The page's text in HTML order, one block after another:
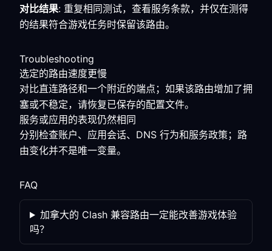
对比结果: 重复相同测试，查看服务条款，并仅在测得
的结果符合游戏任务时保留该路由。
Troubleshooting
选定的路由速度更慢
对比直连路径和一个附近的端点；如果该路由增加了拥
塞或不稳定，请恢复已保存的配置文件。
服务或应用的表现仍然相同
分别检查账户、应用会话、DNS 行为和服务政策；路
由变化并不是唯一变量。
FAQ
加拿大的 Clash 兼容路由一定能改善游戏体验
吗？